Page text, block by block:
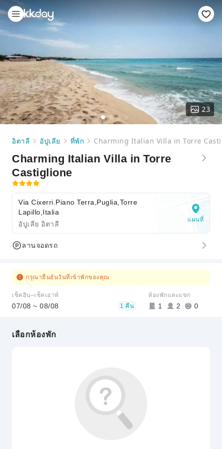
23
อิตาลี อัปูเลีย ที่พัก Charming Italian Villa in Torre
Charming Italian Villa in Torre
Castiglione
Via Cixerri.Piano Terra,Puglia,Torre
Lapillo,Italia
อัปูเลีย อิตาลี
แผนที่
ลานจอดรถ
กรุณายืนยันวันที่เข้าพักของคุณ
เช็คอิน–เช็คเอาท์
07/08 ~ 08/08 1 คืน
ห้องพักและแขก
1 2 0
เลือกห้องพัก